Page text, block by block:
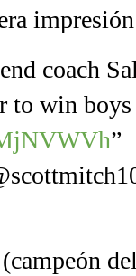
coach
to win
”